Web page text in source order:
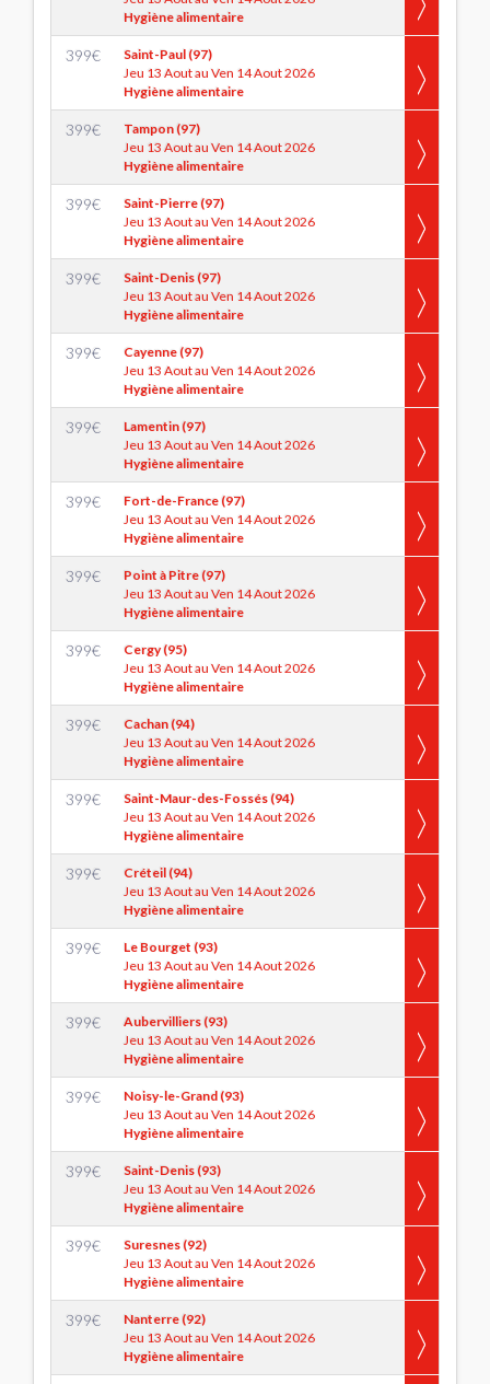
Hygiène alimentaire
399€
Saint-Paul (97)
Jeu 13 Aout au Ven 14 Aout 2026
Hygiène alimentaire
399€
Tampon (97)
Jeu 13 Aout au Ven 14 Aout 2026
Hygiène alimentaire
399€
Saint-Pierre (97)
Jeu 13 Aout au Ven 14 Aout 2026
Hygiène alimentaire
399€
Saint-Denis (97)
Jeu 13 Aout au Ven 14 Aout 2026
Hygiène alimentaire
399€
Cayenne (97)
Jeu 13 Aout au Ven 14 Aout 2026
Hygiène alimentaire
399€
Lamentin (97)
Jeu 13 Aout au Ven 14 Aout 2026
Hygiène alimentaire
399€
Fort-de-France (97)
Jeu 13 Aout au Ven 14 Aout 2026
Hygiène alimentaire
399€
Point à Pitre (97)
Jeu 13 Aout au Ven 14 Aout 2026
Hygiène alimentaire
399€
Cergy (95)
Jeu 13 Aout au Ven 14 Aout 2026
Hygiène alimentaire
399€
Cachan (94)
Jeu 13 Aout au Ven 14 Aout 2026
Hygiène alimentaire
399€
Saint-Maur-des-Fossés (94)
Jeu 13 Aout au Ven 14 Aout 2026
Hygiène alimentaire
399€
Créteil (94)
Jeu 13 Aout au Ven 14 Aout 2026
Hygiène alimentaire
399€
Le Bourget (93)
Jeu 13 Aout au Ven 14 Aout 2026
Hygiène alimentaire
399€
Aubervilliers (93)
Jeu 13 Aout au Ven 14 Aout 2026
Hygiène alimentaire
399€
Noisy-le-Grand (93)
Jeu 13 Aout au Ven 14 Aout 2026
Hygiène alimentaire
399€
Saint-Denis (93)
Jeu 13 Aout au Ven 14 Aout 2026
Hygiène alimentaire
399€
Suresnes (92)
Jeu 13 Aout au Ven 14 Aout 2026
Hygiène alimentaire
399€
Nanterre (92)
Jeu 13 Aout au Ven 14 Aout 2026
Hygiène alimentaire